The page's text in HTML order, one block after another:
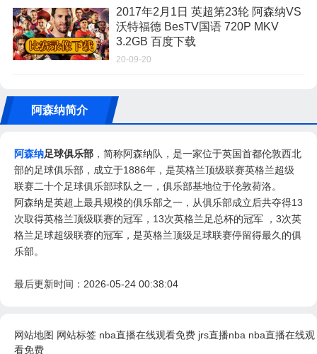
2017年2月1日 英超第23轮 阿森纳VS
沃特福德 BesTV国语 720P MKV
3.2GB 百度下载
20-09-20
阿森纳简介
阿森纳足球俱乐部 ，简称阿森纳队，是一家位于英国首都伦敦西北
部的足球俱乐部，成立于1886年，是英格兰顶级联赛英格兰超级
联赛二十个足球俱乐部球队之一，俱乐部基地位于伦敦荷洛。
阿森纳是英超上最具规模的俱乐部之一，从俱乐部成立后共夺得13
次取得英格兰顶级联赛的冠军，13次英格兰足总杯的冠军 ，3次英
格兰足球超级联赛的冠军，是英格兰顶级足球联赛停留得最久的俱
乐部。
最后更新时间：2026-05-24 00:38:04
网站地图 网站标签 nba直播在线观看免费 jrs直播nba nba直播在线观
看免费